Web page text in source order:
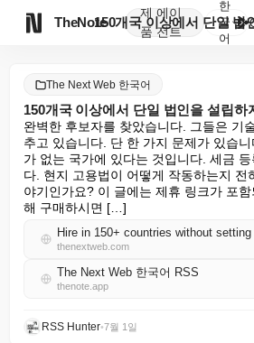
TheNote
제
품
에이
전트
한
국
어
The Next Web 한국어
150개국 이상에서 단일 법인을 설립하
완벽한 후보자를 찾았습니다. 그들은 기
추고 있습니다. 단 한 가지 문제가 있습
가 없는 국가에 있다는 것입니다. 세금
다. 현지 고용법이 어떻게 작동하는지 전
야기인가요? 이 글에는 제휴 링크가 포
해 구매하시면 […]
Hire in 150+ countries without
thenextweb.com
The Next Web 한국어 RSS
thenote.app
RSS Hunter•7월 1일